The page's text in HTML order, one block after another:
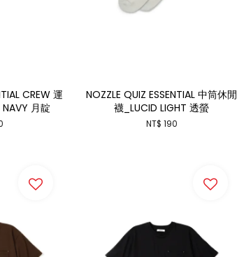
CREW 運
月靛
NOZZLE QUIZ ESSENTIAL 中筒休閒
襪_LUCID LIGHT 透螢
NT$ 190